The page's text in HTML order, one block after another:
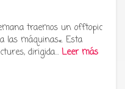
traemos un offtopic
las máquinas«. Esta
dirigida… Leer más